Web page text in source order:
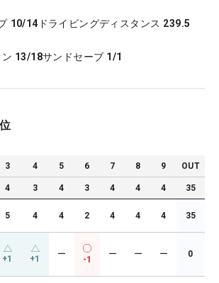
10/14 ドライビングディスタンス 239.5
13/18サンドセーブ 1/1
位
3 4 5 6 7 8 9 OUT
4 3 4 3 4 4 4 35
5 4 4 2 4 4 4 35
+1 +1 ー
-1
ー ー ー 0